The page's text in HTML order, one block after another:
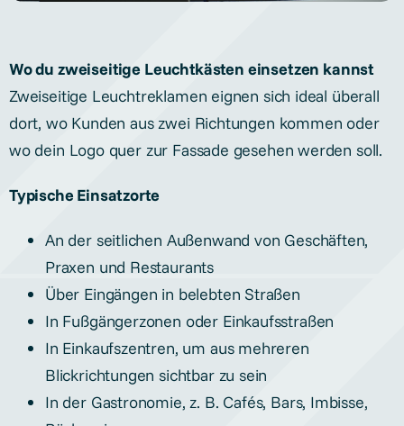
Wo du zweiseitige Leuchtkästen einsetzen kannst
Zweiseitige Leuchtreklamen eignen sich ideal überall
dort, wo Kunden aus zwei Richtungen kommen oder
wo dein Logo quer zur Fassade gesehen werden soll.
Typische Einsatzorte
An der seitlichen Außenwand von Geschäften,
Praxen und Restaurants
Über Eingängen in belebten Straßen
In Fußgängerzonen oder Einkaufsstraßen
In Einkaufszentren, um aus mehreren
Blickrichtungen sichtbar zu sein
In der Gastronomie, z. B. Cafés, Bars, Imbisse,